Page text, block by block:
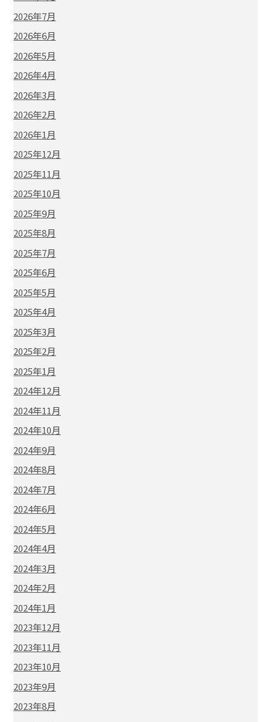
2026年7月
2026年6月
2026年5月
2026年4月
2026年3月
2026年2月
2026年1月
2025年12月
2025年11月
2025年10月
2025年9月
2025年8月
2025年7月
2025年6月
2025年5月
2025年4月
2025年3月
2025年2月
2025年1月
2024年12月
2024年11月
2024年10月
2024年9月
2024年8月
2024年7月
2024年6月
2024年5月
2024年4月
2024年3月
2024年2月
2024年1月
2023年12月
2023年11月
2023年10月
2023年9月
2023年8月